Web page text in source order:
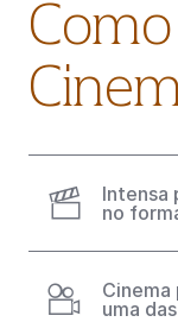
Intensa
no
uma